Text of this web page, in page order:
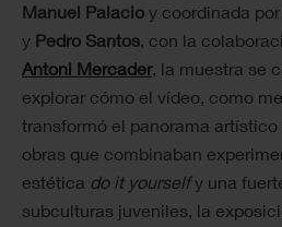
Manuel Palacio y coordinada por
y Pedro Santos, con la
Antoni Mercader, la muestra se
explorar cómo el vídeo, como
transformó el panorama artístico
obras que combinaban
estética do it yourselfy una
subculturas juveniles, la